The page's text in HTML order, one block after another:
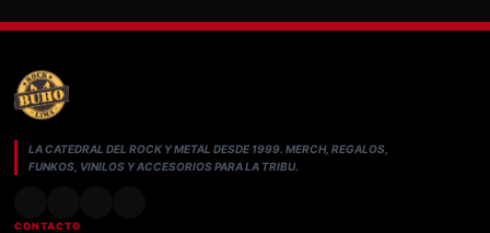
LA CATEDRAL DEL ROCK Y METAL DESDE 1999. MERCH, REGALOS,
FUNKOS, VINILOS Y ACCESORIOS PARA LA TRIBU.
CONTACTO